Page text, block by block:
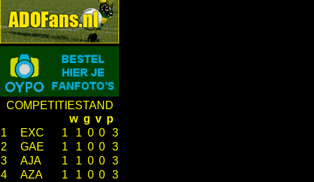
COMPETITIESTAND
w g v p
1
EXC 1 1 0 0 3
2
GAE 1 1 0 0 3
3
AJA 1 1 0 0 3
4
AZA 1 1 0 0 3